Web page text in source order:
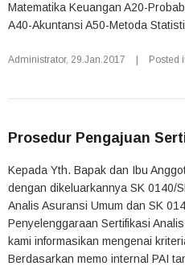
Matematika Keuangan A20-
A40-Akuntansi A50-Metoda
Administrator, 29.Jan.2017 Posted
Prosedur Pengajuan
Kepada Yth. Bapak dan Ibu
dengan dikeluarkannya SK 0140/
Analis Asuransi Umum dan SK
Penyelenggaraan Sertifikasi
kami informasikan mengenai
Berdasarkan memo internal PAI